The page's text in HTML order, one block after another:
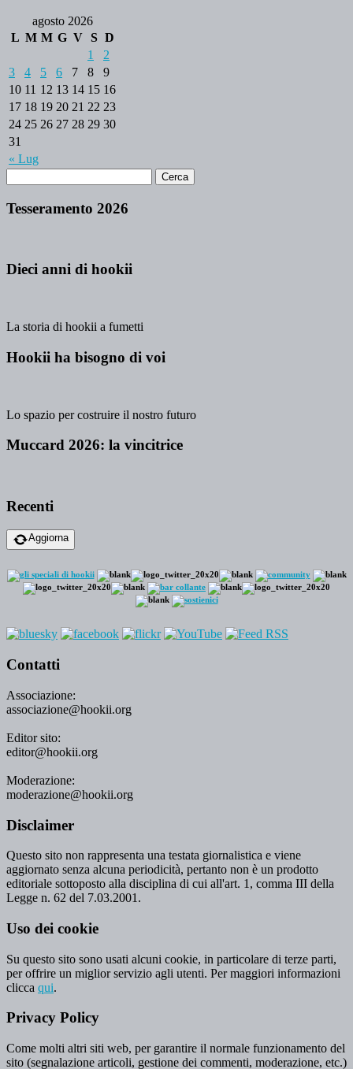
agosto 2026
L M M G V S D
« Lug
1
2
3
4 5 6 7 8
9
10 11 12 13 14 15 16
17 18 19 20 21 22 23
24 25 26 27 28 29 30
31
Tesseramento 2026
Dieci anni di hookii
La storia di hookii a fumetti
Hookii ha bisogno di voi
Lo spazio per costruire il nostro futuro
Muccard 2026: la vincitrice
Recenti
Aggiorna
Contatti
Associazione:
associazione@hookii.org
Editor sito:
editor@hookii.org
Moderazione:
moderazione@hookii.org
Disclaimer
Questo sito non rappresenta una testata giornalistica e viene
aggiornato senza alcuna periodicità, pertanto non è un prodotto
editoriale sottoposto alla disciplina di cui all'art. 1, comma III della
Legge n. 62 del 7.03.2001.
Uso dei cookie
Su questo sito sono usati alcuni cookie, in particolare di terze parti,
per offrire un miglior servizio agli utenti. Per maggiori informazioni
clicca qui.
Privacy Policy
Come molti altri siti web, per garantire il normale funzionamento del
sito (segnalazione articoli, gestione dei commenti, moderazione, etc.)